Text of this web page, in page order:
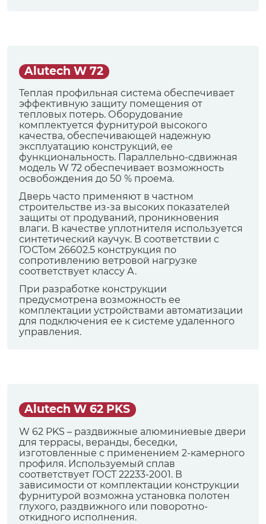
Alutech W 72
Теплая профильная система обеспечивает
эффективную защиту помещения от
тепловых потерь. Оборудование
комплектуется фурнитурой высокого
качества, обеспечивающей надежную
эксплуатацию конструкций, ее
функциональность. Параллельно-сдвижная
модель W 72 обеспечивает возможность
освобождения до 50 % проема.
Дверь часто применяют в частном
строительстве из-за высоких показателей
защиты от продуваний, проникновения
влаги. В качестве уплотнителя используется
синтетический каучук. В соответствии с
ГОСТом 26602.5 конструкция по
сопротивлению ветровой нагрузке
соответствует классу А.
При разработке конструкции
предусмотрена возможность ее
комплектации устройствами автоматизации
для подключения ее к системе удаленного
управления.
Alutech W 62 PKS
W 62 PKS – раздвижные алюминиевые двери
для террасы, веранды, беседки,
изготовленные с применением 2-камерного
профиля. Используемый сплав
соответствует ГОСТ 22233-2001. В
зависимости от комплектации конструкции
фурнитурой возможна установка полотен
глухого, раздвижного или поворотно-
откидного исполнения.